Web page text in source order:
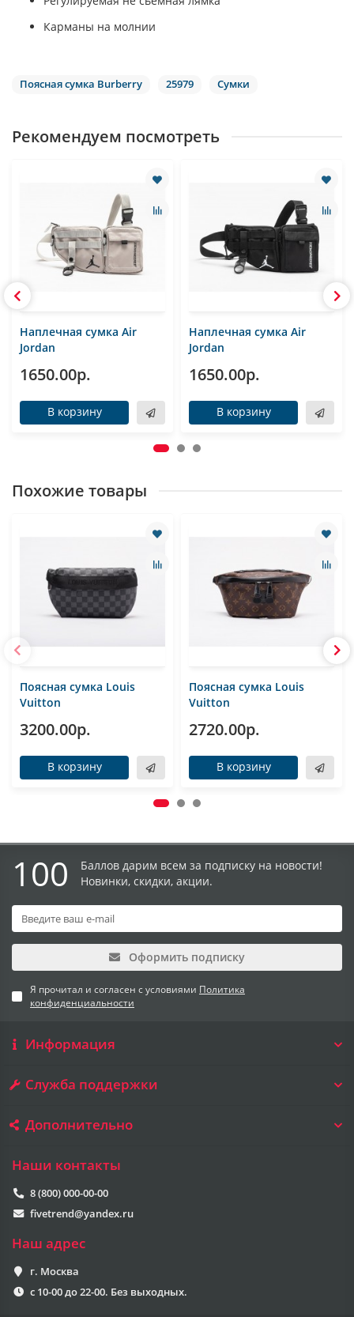
Карманы на молнии
Поясная сумка Burberry 25979 Сумки
Рекомендуем посмотреть
Наплечная сумка Air
Jordan
1650.00р.
В корзину
Наплечная сумка Air
Jordan
1650.00р.
В корзину
Похожие товары
Поясная сумка Louis
Vuitton
3200.00р.
В корзину
Поясная сумка Louis
Vuitton
2720.00р.
В корзину
100
Баллов дарим всем за подписку на новости!
Новинки, скидки, акции.
Оформить подписку
Я прочитал и согласен с условиями Политика
конфиденциальности
Информация
Служба поддержки
Дополнительно
Наши контакты
8 (800) 000-00-00
fivetrend@yandex.ru
Наш адрес
г. Москва
с 10-00 до 22-00. Без выходных.